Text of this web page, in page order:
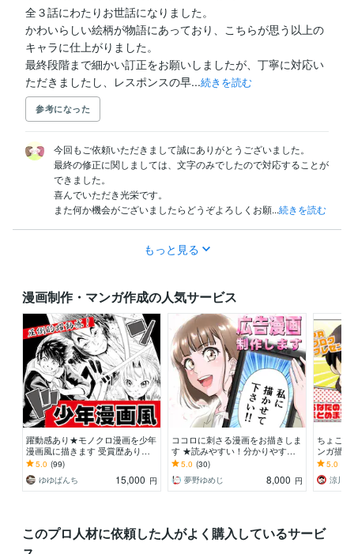
全３話にわたりお世話になりました。
かわいらしい絵柄が物語にあっており、こちらが思う以上の
キャラに仕上がりました。
最終段階まで細かい訂正をお願いしましたが、丁寧に対応い
ただきましたし、レスポンスの早...続きを読む
参考になった
今回もご依頼いただきまして誠にありがとうございました。
最終の修正に関しましては、文字のみでしたので対応することが
できました。
喜んでいただき光栄です。
また何か機会がございましたらどうぞよろしくお願...続きを読む
もっと見る
漫画制作・マンガ作成の人気サービス
躍動感あり★モノクロ漫画を少年
漫画風に描きます 受賞歴あり！
躍動感が得意です！オリジナル漫
画を作りませんか？
5.0 (99)
ゆゆぱんち
15,000 円
ココロに刺さる漫画をお描きしま
す ★読みやすい！分かりやす
い！目に留まる漫画をお描きしま
5.0 (30)
夢野ゆめじ
8,000 円
ちょこ
ンガ描
てなく
きまし
5.0
涼川。
このプロ人材に依頼した人がよく購入しているサービ